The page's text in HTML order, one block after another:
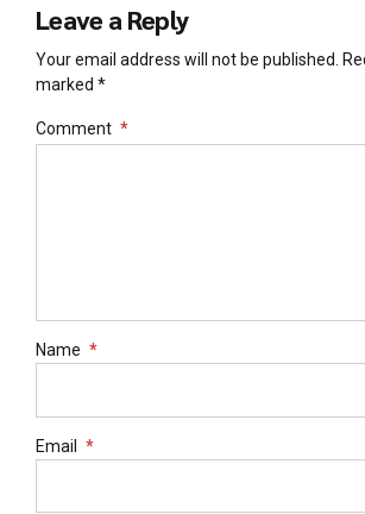
Leave a Reply
Your email address will not be published.
marked *
Comment *
Name *
Email *